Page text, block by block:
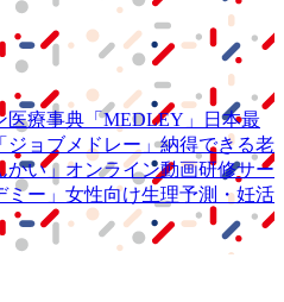
医療事典 「MEDLEY」
日本最
「ジョブメドレー」納得できる老
かい」 オンライン動画研修サー
ー」 女性向け生理予測・妊活